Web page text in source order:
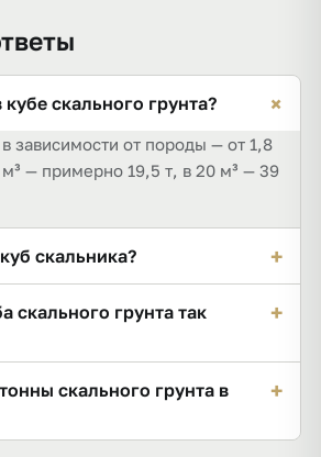
скального грунта? +
зависимости от породы — от 1,8
— примерно 19,5 т, в 20 м³ — 39
скальника? +
граниты тяжелее (до 2,4),
скального грунта так
+
диапазон широкий — от 1,8 до 2,4
скального грунта в
+